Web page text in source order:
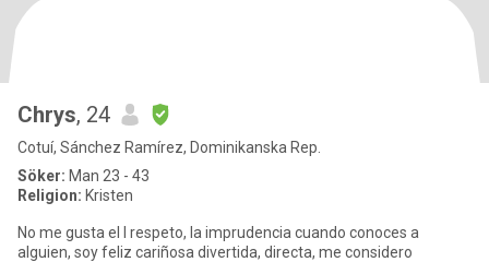
Chrys, 24
Cotuí, Sánchez Ramírez, Dominikanska Rep.
Söker: Man 23 - 43
Religion: Kristen
No me gusta el I respeto, la imprudencia cuando conoces a
alguien, soy feliz cariñosa divertida, directa, me considero